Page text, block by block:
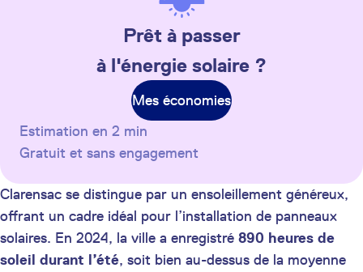
Prêt à passer
à l'énergie solaire ?
Mes économies
Estimation en 2 min
Gratuit et sans engagement
Clarensac se distingue par un ensoleillement généreux,
offrant un cadre idéal pour l’installation de panneaux
solaires. En 2024, la ville a enregistré 890 heures de
soleil durant l’été, soit bien au-dessus de la moyenne